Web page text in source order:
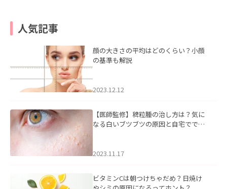
人気記事
顔の大きさの平均はどのくらい？小顔
の基準も解説
2023.12.12
【医師監修】稗粒腫の治し方は？気に
なる白いブツブツの原因と自宅ででき
2023.11.17
ビタミンCは朝つけちゃだめ？日焼け